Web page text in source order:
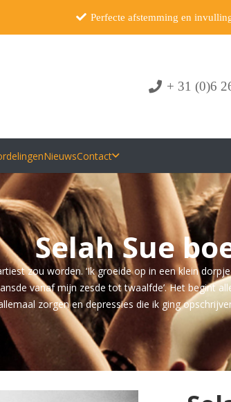
Perfecte afstemming en
+ 31 (0)6
NieuwsContact
Selah Sue
zou worden. ‘Ik groeide op in een klein
vanaf mijn zesde tot twaalfde’. Het begint
zorgen en depressies die ik ging